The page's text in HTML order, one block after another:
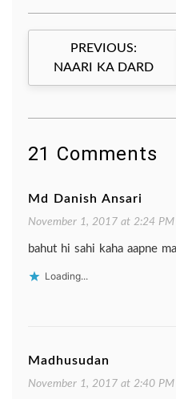
Post
navigation
PREVIOUS:
NAARI KA DARD
21 Comments
Md Danish Ansari
November 1, 2017 at 2:24 PM
bahut hi sahi kaha aapne
Loading...
Madhusudan
November 1, 2017 at 2:40 PM